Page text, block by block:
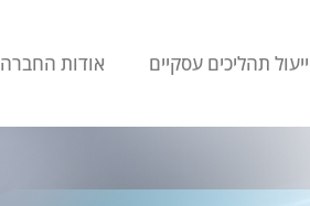
ייעול תהליכים עסקיים אודות החברה